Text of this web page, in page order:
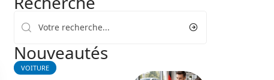
Nouveautés
VOITURE